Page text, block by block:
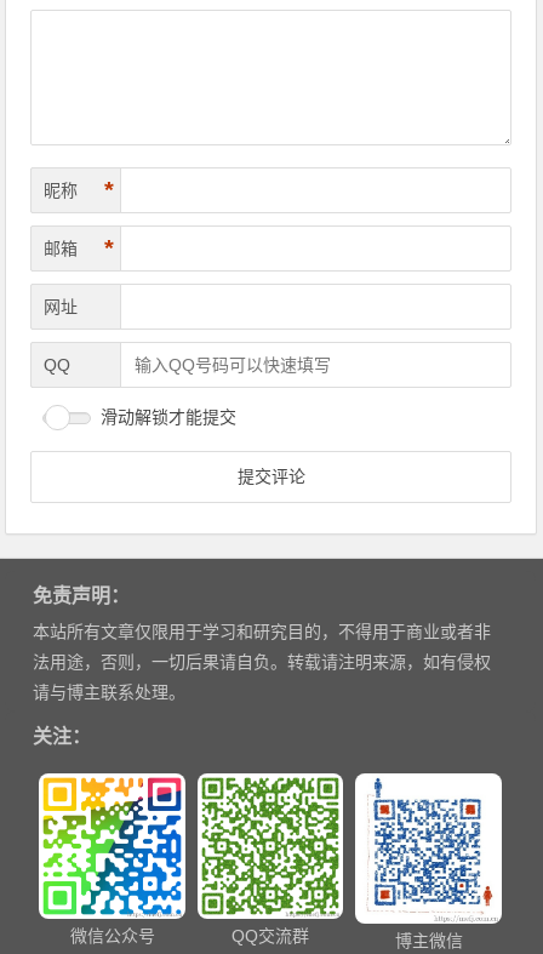
昵称 *
邮箱 *
网址
QQ
滑动解锁才能提交
免责声明：
本站所有文章仅限用于学习和研究目的，不得用于商业或者非
法用途，否则，一切后果请自负。转载请注明来源，如有侵权
请与博主联系处理。
关注：
微信公众号 QQ交流群 博主微信